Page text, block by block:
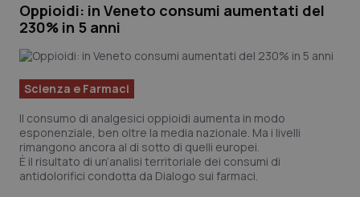
Lazio
Liguria
Lombardia
Marche
Molise
Diabete & glucometri
Disturbi dell’umore
Dolore
Donna & Salute
Epatiti
Oppioidi: in Veneto consumi aumentati del
230% in 5 anni
Scienza e Farmaci
Il consumo di analgesici oppioidi aumenta in modo
esponenziale, ben oltre la media nazionale. Ma i livelli
rimangono ancora al di sotto di quelli europei.
È il risultato di un’analisi territoriale dei consumi di
antidolorifici condotta da Dialogo sui farmaci.